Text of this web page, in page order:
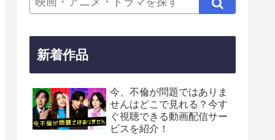
新着作品
今、不倫が問題ではありま
せんはどこで見れる？今す
ぐ視聴できる動画配信サー
ビスを紹介！